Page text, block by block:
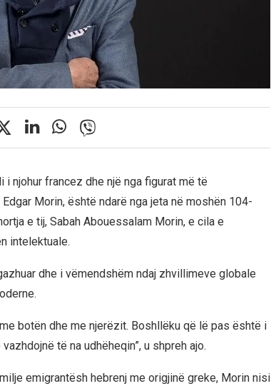
i njohur francez dhe një nga figurat më të
Morin, është ndarë nga jeta në moshën 104-
e tij, Sabah Abouessalam Morin, e cila e
intelektuale.
dhe i vëmendshëm ndaj zhvillimeve globale
botën dhe me njerëzit. Boshllëku që lë pas është i
të na udhëheqin”, u shpreh ajo.
emigrantësh hebrenj me origjinë greke, Morin nisi